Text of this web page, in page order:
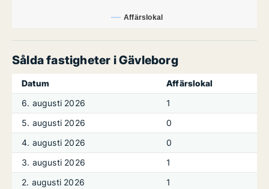
Affärslokal
Sålda fastigheter i Gävleborg
Datum
Affärslokal
6. augusti 2026
1
5. augusti 2026
0
4. augusti 2026
0
3. augusti 2026
1
2. augusti 2026
1